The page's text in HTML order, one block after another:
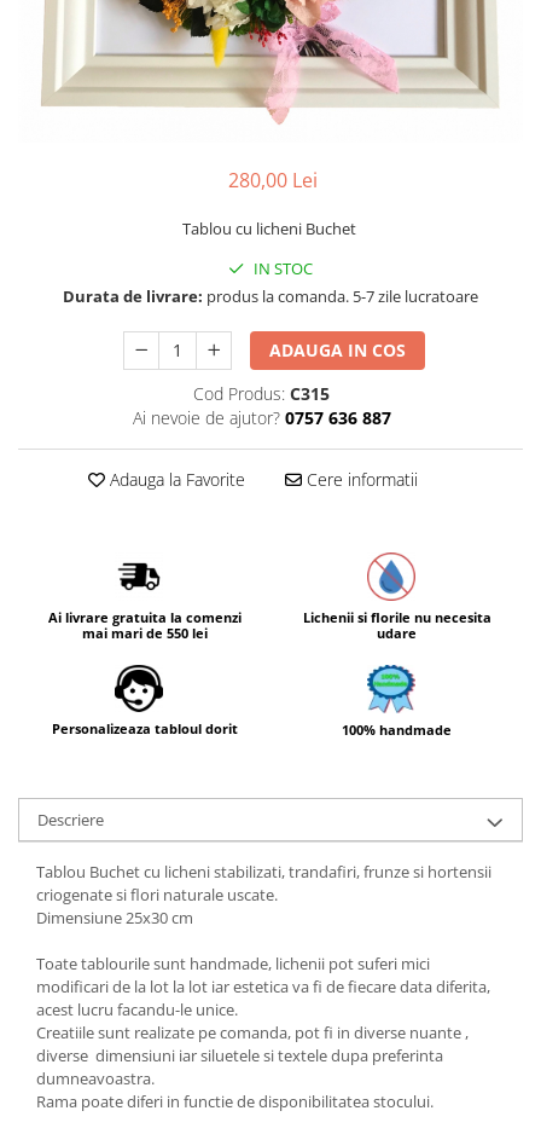
Tablou licheni pentru Barbati
Tablouri 40/30
Tablouri cu licheni pe canvas
280,00 Lei
Tablou cu licheni Buchet
IN STOC
Durata de livrare: produs la comanda. 5-7 zile lucratoare
ADAUGA IN COS
Cod Produs: C315
Ai nevoie de ajutor? 0757 636 887
Adauga la Favorite Cere informatii
Ai livrare gratuita la comenzi
mai mari de 550 lei
Lichenii si florile nu necesita
udare
Personalizeaza tabloul dorit 100% handmade
Descriere
Tablou Buchet cu licheni stabilizati, trandafiri, frunze si hortensii
criogenate si flori naturale uscate.
Dimensiune 25x30 cm
Toate tablourile sunt handmade, lichenii pot suferi mici
modificari de la lot la lot iar estetica va fi de fiecare data diferita,
acest lucru facandu-le unice.
Creatiile sunt realizate pe comanda, pot fi in diverse nuante ,
diverse dimensiuni iar siluetele si textele dupa preferinta
dumneavoastra.
Rama poate diferi in functie de disponibilitatea stocului.